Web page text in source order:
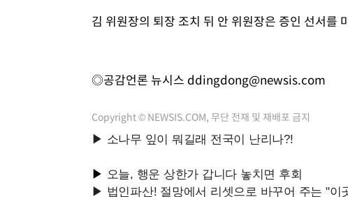
김 위원장의 퇴장 조치 뒤 안 위원장은 증인 선서를
◎공감언론 뉴시스 ddingdong@newsis.com
Copyright © NEWSIS.COM, 무단 전재 및 재배포 금지